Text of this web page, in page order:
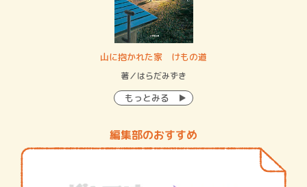
山に抱かれた家 けもの道
著／はらだみずき
もっとみる
編集部のおすすめ